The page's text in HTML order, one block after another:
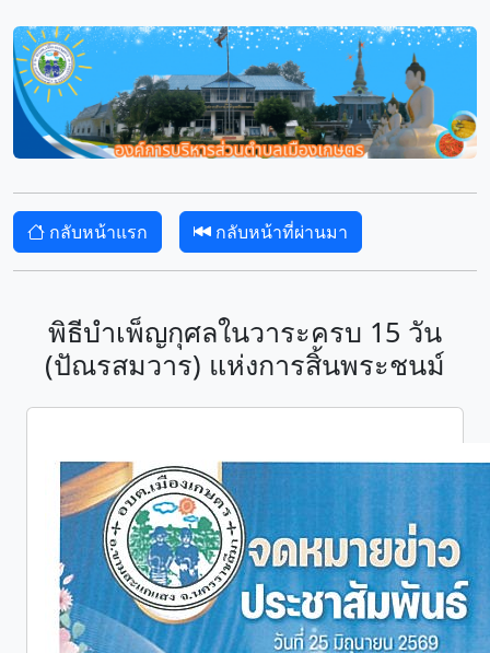
กลับหน้าแรก กลับหน้าที่ผ่านมา
พิธีบำเพ็ญกุศลในวาระครบ 15 วัน
(ปัณรสมวาร) แห่งการสิ้นพระชนม์